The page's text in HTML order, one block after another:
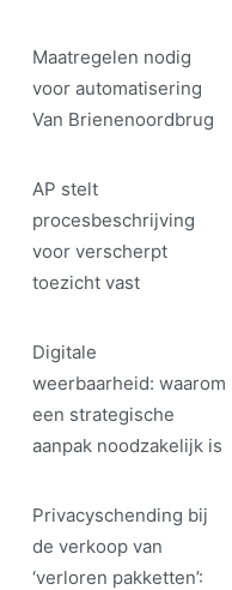
Maatregelen nodig
voor automatisering
Van Brienenoordbrug
AP stelt
procesbeschrijving
voor verscherpt
toezicht vast
Digitale
weerbaarheid: waarom
een strategische
aanpak noodzakelijk is
Privacyschending bij
de verkoop van
‘verloren pakketten’: